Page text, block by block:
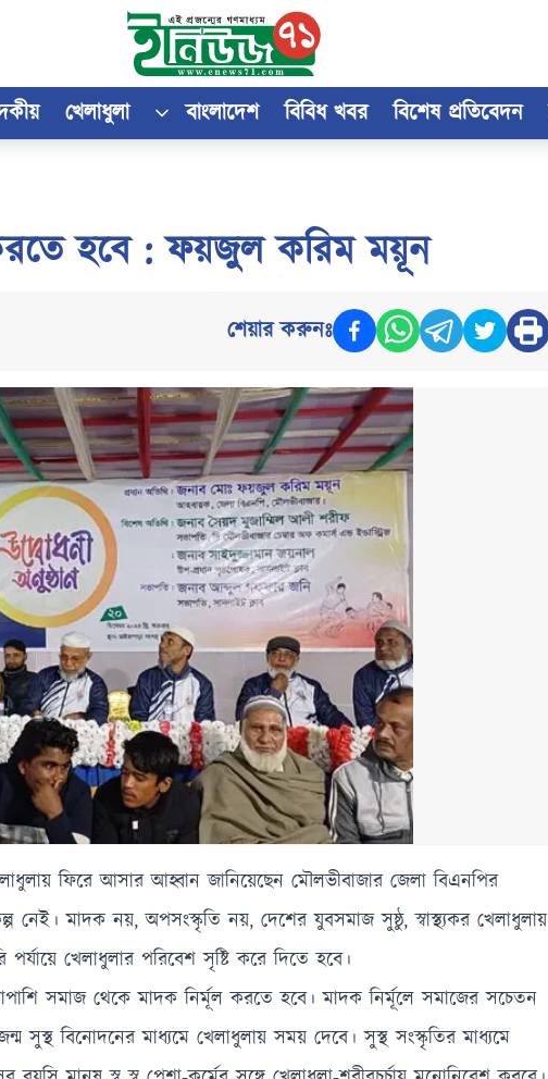
খেলাধুলা বাংলাদেশ বিবিধ খবর বিশেষ প্রতিবেদন
হবে : ফয়জুল করিম ময়ূন
শেয়ার করুনঃ
ফিরে আসার আহ্বান জানিয়েছেন মৌলভীবাজার জেলা বিএনপির
মাদক নয়, অপসংস্কৃতি নয়, দেশের যুবসমাজ সুষ্ঠু, স্বাস্থ্যকর খেলাধুলায়
খেলাধুলার পরিবেশ সৃষ্টি করে দিতে হবে।
সমাজ থেকে মাদক নির্মূল করতে হবে। মাদক নির্মূলে সমাজের সচেতন
বিনোদনের মাধ্যমে খেলাধুলায় সময় দেবে। সুস্থ সংস্কৃতির মাধ্যমে